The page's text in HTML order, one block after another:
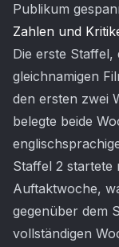
Publikum
Zahlen und
Die erste Staffel,
gleichnamigen
den ersten zwei
belegte beide
Staffel 2
Auftaktwoche,
gegenüber dem
vollständigen